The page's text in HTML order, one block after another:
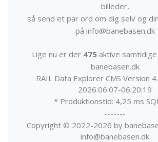
billeder,
så send et par ord om dig selv og
på info@banebasen.dk
Lige nu er der 475aktive
banebasen.dk
RAIL Data Explorer CMS Version
2026.06.07-06:20:19
* Produktionstid: 4,25 ms
-------
Copyright © 2022-2026 by
info@banebasen.dk